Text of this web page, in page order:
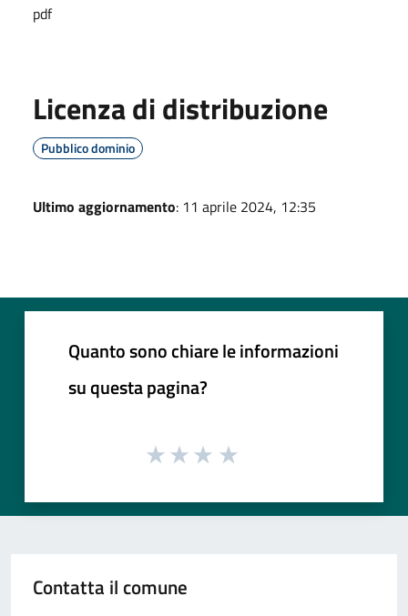
pdf
Licenza di distribuzione
Pubblico dominio
Ultimo aggiornamento: 11 aprile 2024, 12:35
Quanto sono chiare le informazioni
su questa pagina?
Contatta il comune